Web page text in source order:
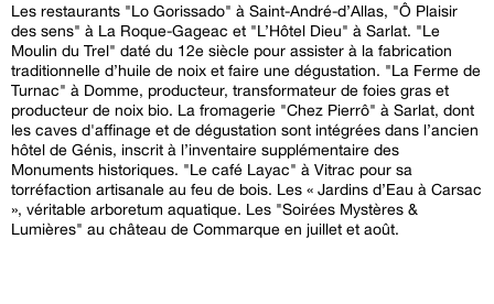
Les restaurants "Lo Gorissado" à Saint-André-d’Allas, "Ô Plaisir
des sens" à La Roque-Gageac et "L’Hôtel Dieu" à Sarlat. "Le
Moulin du Trel" daté du 12e siècle pour assister à la fabrication
traditionnelle d’huile de noix et faire une dégustation. "La Ferme de
Turnac" à Domme, producteur, transformateur de foies gras et
producteur de noix bio. La fromagerie "Chez Pierrô" à Sarlat, dont
les caves d'affinage et de dégustation sont intégrées dans l’ancien
hôtel de Génis, inscrit à l’inventaire supplémentaire des
Monuments historiques. "Le café Layac" à Vitrac pour sa
torréfaction artisanale au feu de bois. Les « Jardins d’Eau à Carsac
», véritable arboretum aquatique. Les "Soirées Mystères &
Lumières" au château de Commarque en juillet et août.